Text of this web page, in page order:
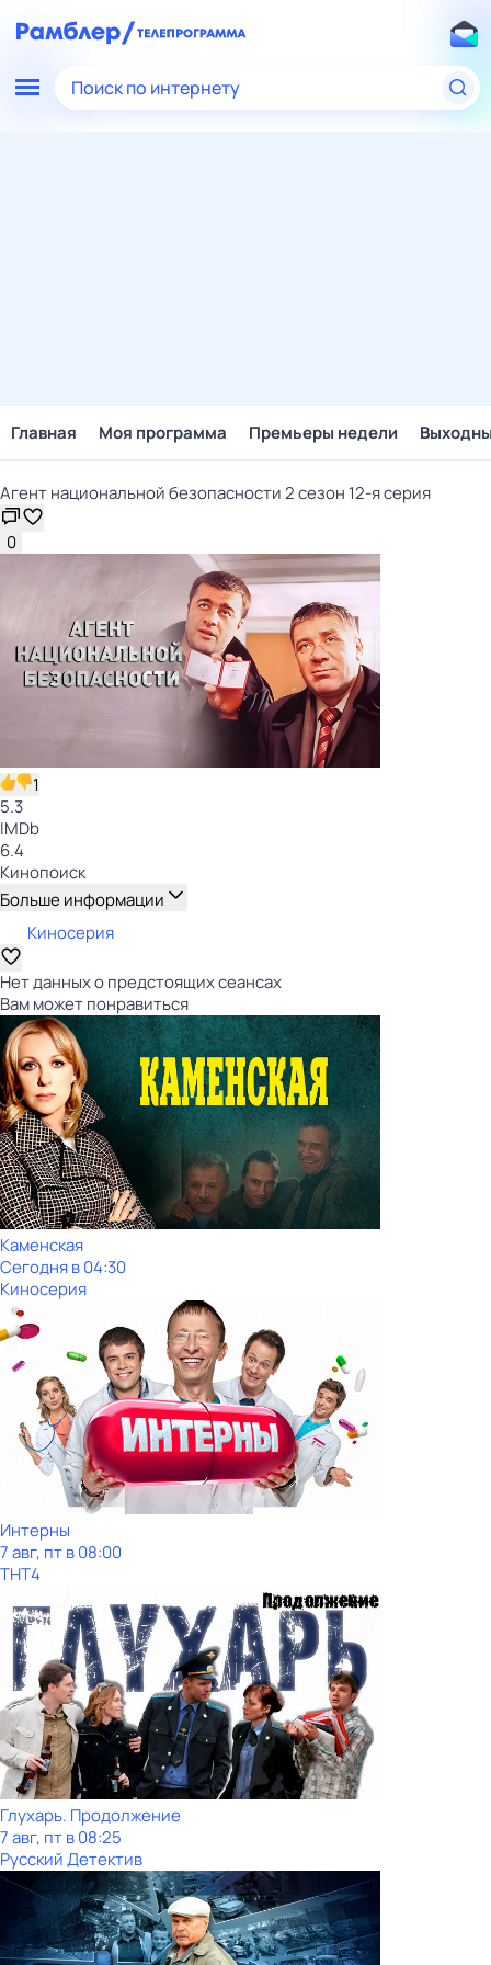
Поиск по интернету
Главная Моя программа Премьеры недели
Агент национальной безопасности 2 сезон 12-я серия
0
1
5.3
IMDb
6.4
Кинопоиск
Больше информации
Киносерия
Нет данных о предстоящих сеансах
Вам может понравиться
Каменская
Сегодня в 04:30
Киносерия
Интерны
7 авг, пт в 08:00
ТНТ4
Глухарь. Продолжение
7 авг, пт в 08:25
Русский Детектив